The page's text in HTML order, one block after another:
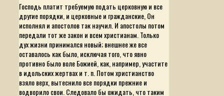
Господь платит требуемую подать церковную и все
другие порядки, и церковные и гражданские, Он
исполнял и апостолов так научил. И апостолы потом
передали тот же закон и всем христианам. Только
дух жизни принимался новый; внешнее же все
оставалось как было, исключая того, что явно
противно было воле Божией, как, например, участите
в идольских жертвах и т. п. Потом христианство
взяло верх, вытеснило все порядки прежние и
водворило свои. Следовало бы ожидать, что таким